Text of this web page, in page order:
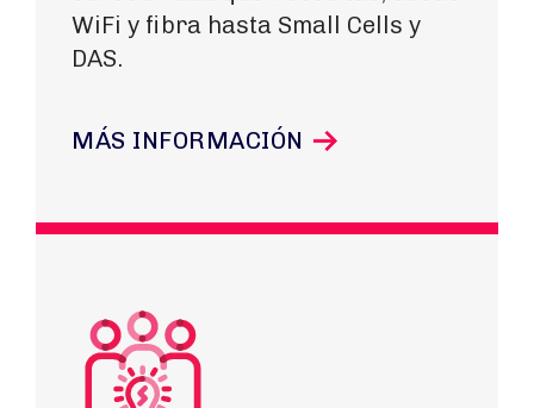
WiFi y fibra hasta Small Cells y
DAS.
MÁS INFORMACIÓN